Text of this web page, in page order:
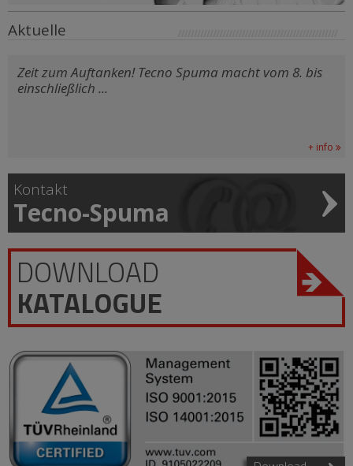
Aktuelle
Zeit zum Auftanken! Tecno Spuma macht vom 8. bis
einschließlich ...
+ info
Kontakt
Tecno-Spuma
DOWNLOAD
KATALOGUE